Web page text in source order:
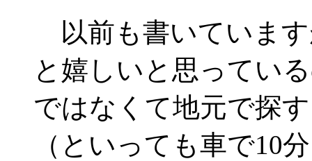
以前も書いていま
と嬉しいと思ってい
ではなくて地元で探
（といっても車で10